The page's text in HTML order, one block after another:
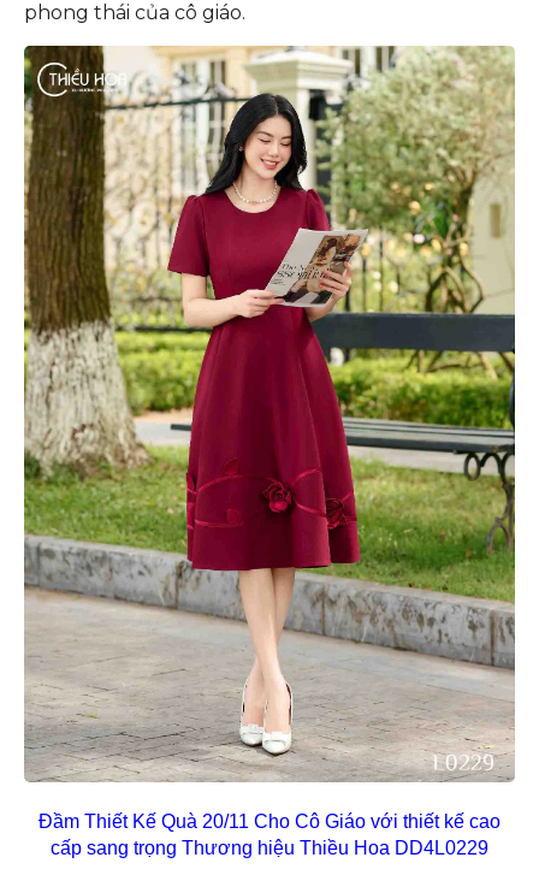
phong thái của cô giáo.
Đầm Thiết Kế Quà 20/11 Cho Cô Giáo với thiết kế cao
cấp sang trọng Thương hiệu Thiều Hoa DD4L0229